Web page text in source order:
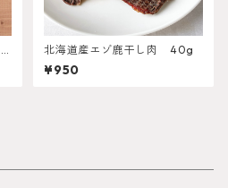
北海道産エゾ鹿干し肉 40g
¥950